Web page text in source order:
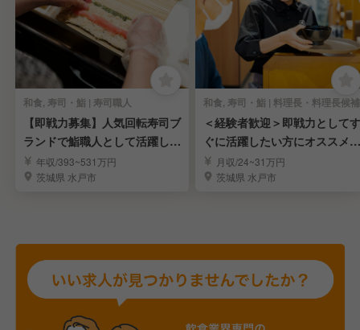
和食, 寿司・鮨 | 寿司職人
【即戦力募集】人気回転寿司ブ
ランドで鮨職人として活躍しま
せんか？
年収/393~531万円
茨城県 水戸市
和食, 寿司・鮨 | 料理長・料理長候補
＜経験者歓迎＞即戦力としてす
ぐに活躍したい方にオススメで
す／料理長候補募集
月収/24~31万円
茨城県 水戸市